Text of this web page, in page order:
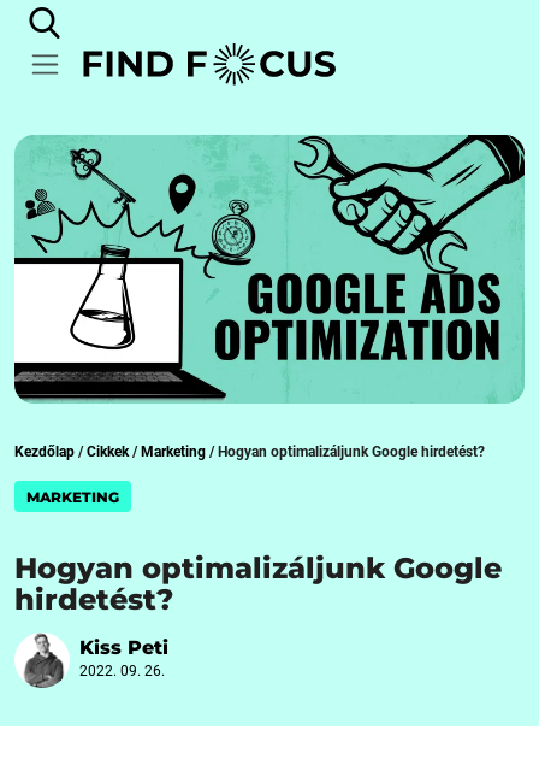
Kezdőlap /Cikkek/ Marketing / Hogyan optimalizáljunk Google hirdetést?
MARKETING
Hogyan optimalizáljunk Google
hirdetést?
Kiss Peti
2022. 09. 26.